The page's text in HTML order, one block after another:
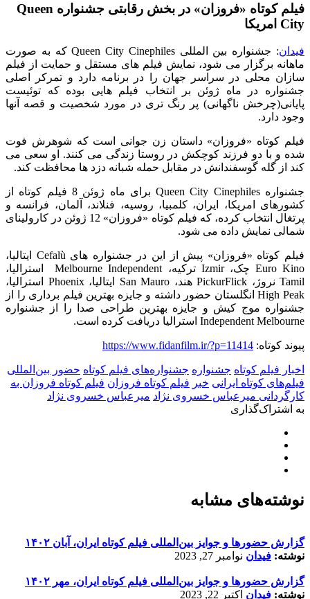
فیلم کوتاه «فروزان» در بخش رقابتی جشنواره Queen
City امریکا
فیدان: جشنواره بین المللیQueen City Cinephilesکه به صورت
ماهانه برگزار می شود، نمایش فیلم های مستقل و حمایت از فیلم
سازان محلی در سراسر جهان را در برنامه دارد و تمرکر اصلی
جشنواره در ماه ژوئن بر انتخاب فیلم هایی بوده که توئیست
پایانی(چرخش ناگهانی) پر رنگ تری در مورد شخصیت و قصه آنها
وجود دارد.
فیلم کوتاه «فروزان» داستان زن جوانی است که شوهرش فوت
شده و با دو فرزند کوچکش در روستا زندگی می کنند. او سعی می
کند از گله گوسفندانش در مقابل حمله شبانه دزد ها محافظت کند.
جشنوارهQueen City Cinephiles
برای ماه ژوئن 8 فیلم کوتاه از
کشورهای امریکا، ایران، ‌کلمبیا، روسیه، فنلاند، آلمان، فرانسه و
پرتغال انتخاب کرده، که فیلم کوتاه «فروزان» 12 ژوئن در کارولینای
شمالی نمایش داده می شود.
فیلم کوتاه «فروزان» پیش از این در جشنواره هایCefalù ایتالیا،
Euro Kino چک،Izmir ترکیه،Melbourne Independentاسترالیا،
Tamil نروژ، PickurFlick هند، San Mauro ایتالیا،Phoenix استرالیا،
High Peakانگلستان حضور داشته و جایزه بهترین فیلم برداری را از
جشنواره موج کیش و جایزه بهترین طراحی صدا را از جشنواره
Independent Melbourne استرالیا دریافت کرده است.
پیوند کوتاه: https://www.fidanfilm.ir/?p=11414
اخبار فیلم کوتاه جشنواره جشنواره‌های فیلم کوتاه حضور بین‌المللی
فیلم‌های کوتاه ایرانی خبر فیلم کوتاه فروزان فیلم کوتاه فروزان به
کارگردانی میرعباس خسروی نژاد میرعباس خسروی نژاد
به اشتراک‌گذاری
نوشته‌های مشابه
گزارش حضورها و جوایز بین‌المللی فیلم کوتاه ایران، آبان ۱۴۰۲
نوشته: فیدان نوامبر 27, 2023
گزارش حضورها و جوایز بین‌المللی فیلم کوتاه ایران، مهر ۱۴۰۲
نوشته: فیدان اکتبر 22, 2023